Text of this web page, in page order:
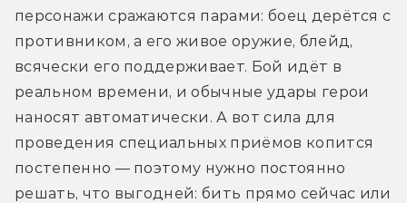
персонажи сражаются парами: боец дерётся с
противником, а его живое оружие, блейд,
всячески его поддерживает. Бой идёт в
реальном времени, и обычные удары герои
наносят автоматически. А вот сила для
проведения специальных приёмов копится
постепенно — поэтому нужно постоянно
решать, что выгодней: бить прямо сейчас или